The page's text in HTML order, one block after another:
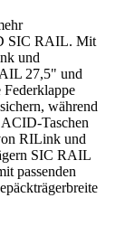
SIC RAIL. Mit
und
27,5" und
während
Taschen
RILink und
SIC RAIL
passenden